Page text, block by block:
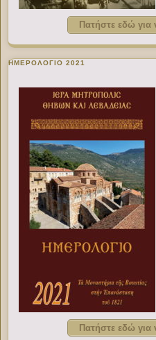
Πατήστε εδώ για
ΗΜΕΡΟΛΟΓΙΟ 2021
Πατήστε εδώ για